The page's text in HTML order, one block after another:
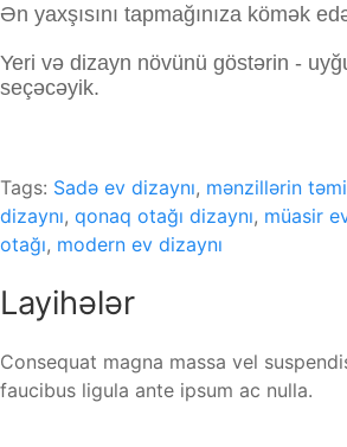
Ən yaxşısını tapmağınıza kömək
Yeri və dizayn növünü göstərin -
seçəcəyik.
Tags: Sadə ev dizaynı, mənzillərin
dizaynı, qonaq otağı dizaynı, müasir
otağı, modern ev dizaynı
Layihələr
Consequat magna massa vel
faucibus ligula ante ipsum ac nulla.